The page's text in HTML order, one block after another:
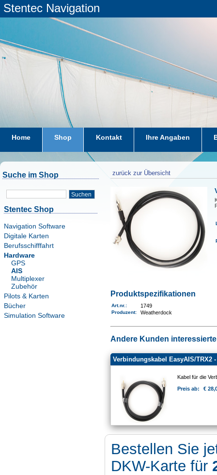
Stentec Navigation
Home Shop Kontakt Ihre Angaben
Suche im Shop
Suchen
Stentec Shop
Navigation Software
Digitale Karten
Berufsschifffahrt
Hardware
GPS
AIS
Multiplexer
Zubehör
Pilots & Karten
Bücher
Simulation Software
zurück zur Übersicht
Produktspezifikationen
Art.nr. : 1749
Produzent: Weatherdock
Andere Kunden
Verbindungskabel EasyAIS/TRX2
Kabel für die
Preis ab:
€
Bestellen Sie
DKW-Karte für